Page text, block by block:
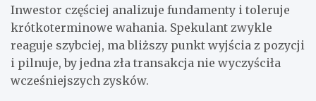
Inwestor częściej analizuje fundamenty i toleruje
krótkoterminowe wahania. Spekulant zwykle
reaguje szybciej, ma bliższy punkt wyjścia z pozycji
i pilnuje, by jedna zła transakcja nie wyczyściła
wcześniejszych zysków.